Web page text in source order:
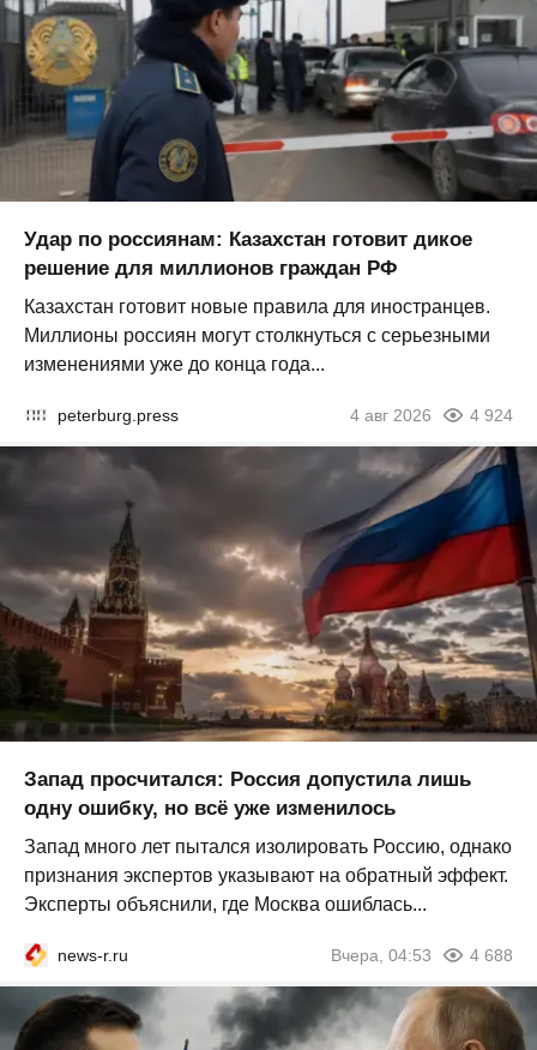
Удар по россиянам: Казахстан готовит дикое
решение для миллионов граждан РФ
Казахстан готовит новые правила для иностранцев.
Миллионы россиян могут столкнуться с серьезными
изменениями уже до конца года...
peterburg.press 4 авг 2026 4 924
Запад просчитался: Россия допустила лишь
одну ошибку, но всё уже изменилось
Запад много лет пытался изолировать Россию, однако
признания экспертов указывают на обратный эффект.
Эксперты объяснили, где Москва ошиблась...
news-r.ru Вчера, 04:53 4 688